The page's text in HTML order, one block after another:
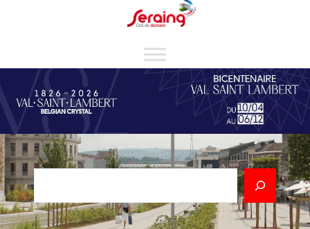
Rechercher
Cookies management panel